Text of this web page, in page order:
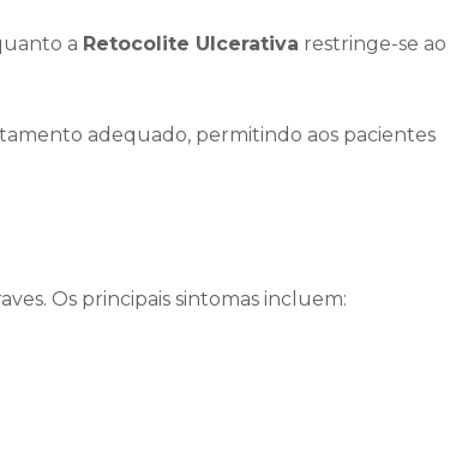
a Retocolite Ulcerativa restringe-se ao
adequado, permitindo aos pacientes
Os principais sintomas incluem: